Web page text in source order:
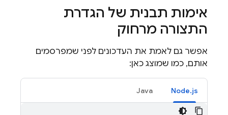
אימות תבנית של הגדרת
התצורה מרחוק
אפשר גם לאמת את העדכונים לפני שמפרסמים
אותם, כמו שמוצג כאן:
Node.js
Java